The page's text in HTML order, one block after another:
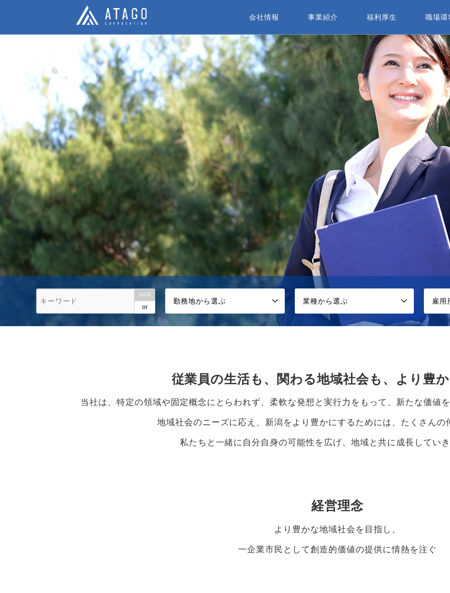
会社情報 事業紹介 福利厚生 職場環
and
or
勤務地から選ぶ 業種から選ぶ 雇用
従業員の生活も、関わる地域社会も、より豊
当社は、特定の領域や固定概念にとらわれず、柔軟な発想と実行力をもって、新たな価値
地域社会のニーズに応え、新潟をより豊かにするためには、たくさんの
私たちと一緒に自分自身の可能性を広げ、地域と共に成長してい
経営理念
より豊かな地域社会を目指し、
一企業市民として創造的価値の提供に情熱を注ぐ